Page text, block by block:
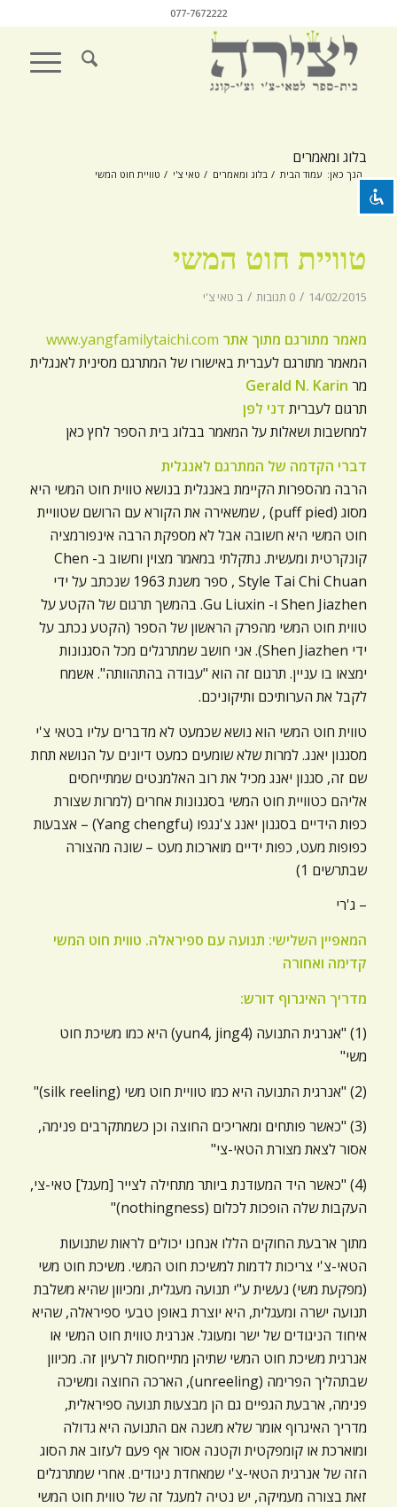
visibility_off השבת את ההבזקים
settings צבע רקע
remove_circle_outline הקטנת גופן
add_circle_outline הגדלת גופן
spellcheck גופן קריא
ניגודיות בהירה
brightness_low ניגודיות כהה
הוסף קו תחתון לקישורים
סמן קישורים
לאפס
את
כל
האפשרויות
077-7672222
בלוג ומאמרים
הנך כאן: עמוד הבית / בלוג ומאמרים / טאי צ'י / טוויית חוט המשי
טוויית חוט המשי
14/02/2015
/ 0 תגובות / ב טאי צ'י
מאמר מתורגם מתוך אתר www.yangfamilytaichi.com
המאמר מתורגם לעברית באישורו של המתרגם מסינית לאנגלית
מר Gerald N. Karin
תרגום לעברית דני לפן
למחשבות ושאלות על המאמר בבלוג בית הספר לחץ כאן
דברי הקדמה של המתרגם לאנגלית
הרבה מהספרות הקיימת באנגלית בנושא טווית חוט המשי היא
מסוג (puff pied) , שמשאירה את הקורא עם הרושם שטוויית
חוט המשי היא חשובה אבל לא מספקת הרבה אינפורמציה
קונקרטית ומעשית. נתקלתי במאמר מצוין וחשוב ב- Chen
Style Tai Chi Chuan , ספר משנת 1963 שנכתב על ידי
Shen Jiazhen ו- Gu Liuxin. בהמשך תרגום של הקטע על
טווית חוט המשי מהפרק הראשון של הספר (הקטע נכתב על
ידי Shen Jiazhen). אני חושב שמתרגלים מכל הסגנונות
ימצאו בו עניין. תרגום זה הוא "עבודה בהתהוותה". אשמח
לקבל את הערותיכם ותיקוניכם.
טווית חוט המשי הוא נושא שכמעט לא מדברים עליו בטאי צ'י
מסגנון יאנג. למרות שלא שומעים כמעט דיונים על הנושא תחת
שם זה, סגנון יאנג מכיל את רוב האלמנטים שמתייחסים
אליהם כטוויית חוט המשי בסגנונות אחרים (למרות שצורת
כפות הידיים בסגנון יאנג צ'נגפו (Yang chengfu) – אצבעות
כפופות מעט, כפות ידיים מוארכות מעט – שונה מהצורה
שבתרשים 1)
– ג'רי
המאפיין השלישי: תנועה עם ספיראלה. טווית חוט המשי
קדימה ואחורה
מדריך האיגרוף דורש:
(1) "אנרגית התנועה (yun4, jing4) היא כמו משיכת חוט
משי"
(2) "אנרגית התנועה היא כמו טוויית חוט משי (silk reeling)"
(3) "כאשר פותחים ומאריכים החוצה וכן כשמתקרבים פנימה,
אסור לצאת מצורת הטאי-צי"
(4) "כאשר היד המעודנת ביותר מתחילה לצייר [מעגל] טאי-צי,
העקבות שלה הופכות לכלום (nothingness)"
מתוך ארבעת החוקים הללו אנחנו יכולים לראות שתנועות
הטאי-צ'י צריכות לדמות למשיכת חוט המשי. משיכת חוט משי
(מפקעת משי) נעשית ע"י תנועה מעגלית, ומכיוון שהיא משלבת
תנועה ישרה ומעגלית, היא יוצרת באופן טבעי ספיראלה, שהיא
איחוד הניגודים של ישר ומעוגל. אנרגית טווית חוט המשי או
אנרגית משיכת חוט המשי שתיהן מתייחסות לרעיון זה. מכיוון
שבתהליך הפרימה (unreeling), הארכה החוצה ומשיכה
פנימה, ארבעת הגפיים גם הן מבצעות תנועה ספיראלית,
מדריך האיגרוף אומר שלא משנה אם התנועה היא גדולה
ומוארכת או קומפקטית וקטנה אסור אף פעם לעזוב את הסוג
הזה של אנרגית הטאי-צ'י שמאחדת ניגודים. אחרי שמתרגלים
זאת בצורה מעמיקה, יש נטיה למעגל זה של טווית חוט המשי